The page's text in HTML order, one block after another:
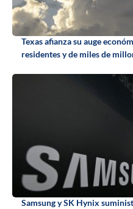
Texas afianza su auge
residentes y de miles de
Samsung y SK Hynix